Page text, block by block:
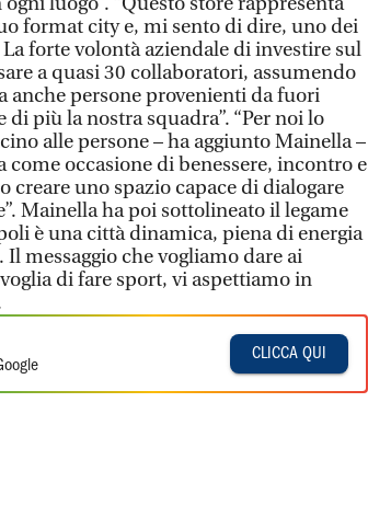
format city e, mi sento di dire, uno dei
forte volontà aziendale di investire sul
a quasi 30 collaboratori, assumendo
anche persone provenienti da fuori
più la nostra squadra”. “Per noi lo
alle persone – ha aggiunto Mainella –
occasione di benessere, incontro e
creare uno spazio capace di dialogare
Mainella ha poi sottolineato il legame
è una città dinamica, piena di energia
messaggio che vogliamo dare ai
di fare sport, vi aspettiamo in
CLICCA QUI